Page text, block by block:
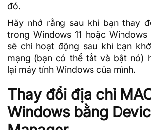
đó.
Hãy nhớ rằng sau khi bạn thay
trong Windows 11 hoặc
sẽ chỉ hoạt động sau khi bạn
mạng (bạn có thể tắt và bật nó)
lại máy tính Windows của mình.
Thay đổi địa chỉ
Windows bằng